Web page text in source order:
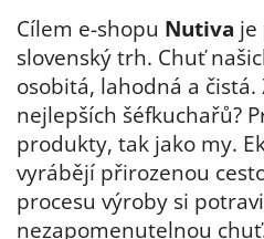
Cílem e-shopu Nutiva je
slovenský trh. Chuť
osobitá, lahodná a
nejlepších šéfkuchařů?
produkty, tak jako my.
vyrábějí přirozenou
procesu výroby si
nezapomenutelnou